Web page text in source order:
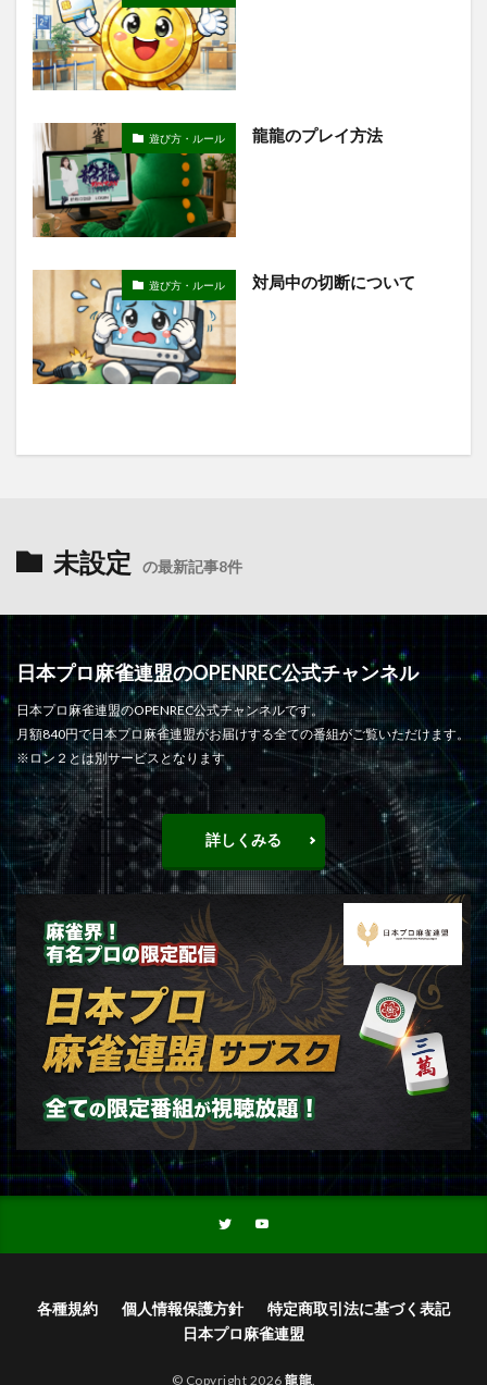
遊び方・ルール 龍龍のプレイ方法
遊び方・ルール 対局中の切断について
未設定 の最新記事8件
日本プロ麻雀連盟のOPENREC公式チャンネル
日本プロ麻雀連盟のOPENREC公式チャンネルです。
月額840円で日本プロ麻雀連盟がお届けする全ての番組がご覧いただけます。
※ロン２とは別サービスとなります
詳しくみる
各種規約 個人情報保護方針
特定商取引法に基づく表記
日本プロ麻雀連盟
© Copyright 2026 龍龍.